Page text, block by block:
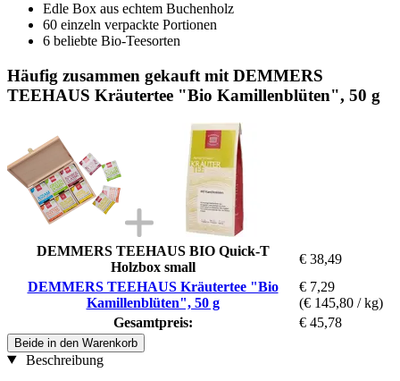
Edle Box aus echtem Buchenholz
60 einzeln verpackte Portionen
6 beliebte Bio-Teesorten
Häufig zusammen gekauft mit DEMMERS
TEEHAUS Kräutertee "Bio Kamillenblüten", 50 g
DEMMERS TEEHAUS BIO Quick-T
Holzbox small
€ 38,49
DEMMERS TEEHAUS Kräutertee "Bio
Kamillenblüten", 50 g
€ 7,29
(€ 145,80 / kg)
Gesamtpreis:
€ 45,78
Beide in den Warenkorb
Beschreibung